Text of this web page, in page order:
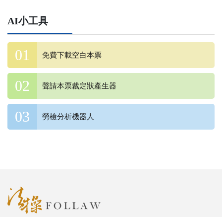
AI小工具
免費下載空白本票
聲請本票裁定狀產生器
勞檢分析機器人